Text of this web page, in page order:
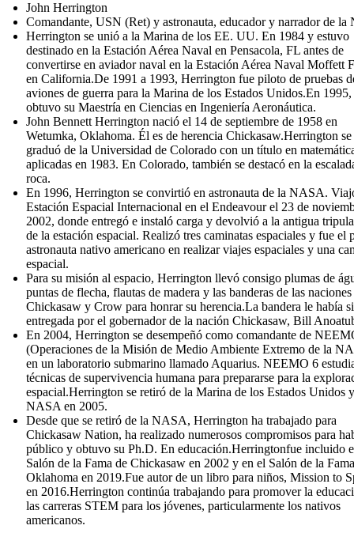
John Herrington
Comandante, USN (Ret) y astronauta, educador y narrador de
Herrington se unió a la Marina de los EE. UU. En 1984 y estuvo
destinado en la Estación Aérea Naval en Pensacola, FL antes de
convertirse en aviador naval en la Estación Aérea Naval Moffett
en California.De 1991 a 1993, Herrington fue piloto de pruebas
aviones de guerra para la Marina de los Estados Unidos.En 1995,
obtuvo su Maestría en Ciencias en Ingeniería Aeronáutica.
John Bennett Herrington nació el 14 de septiembre de 1958 en
Wetumka, Oklahoma. Él es de herencia Chickasaw.Herrington se
graduó de la Universidad de Colorado con un título en
aplicadas en 1983. En Colorado, también se destacó en la
roca.
En 1996, Herrington se convirtió en astronauta de la NASA.
Estación Espacial Internacional en el Endeavour el 23 de
2002, donde entregó e instaló carga y devolvió a la antigua
de la estación espacial. Realizó tres caminatas espaciales y fue el
astronauta nativo americano en realizar viajes espaciales y una
espacial.
Para su misión al espacio, Herrington llevó consigo plumas de
puntas de flecha, flautas de madera y las banderas de las naciones
Chickasaw y Crow para honrar su herencia.La bandera le había
entregada por el gobernador de la nación Chickasaw, Bill
En 2004, Herrington se desempeñó como comandante de
(Operaciones de la Misión de Medio Ambiente Extremo de la
en un laboratorio submarino llamado Aquarius. NEEMO 6
técnicas de supervivencia humana para prepararse para la
espacial.Herrington se retiró de la Marina de los Estados Unidos
NASA en 2005.
Desde que se retiró de la NASA, Herrington ha trabajado para
Chickasaw Nation, ha realizado numerosos compromisos para
público y obtuvo su Ph.D. En educación.Herringtonfue incluido
Salón de la Fama de Chickasaw en 2002 y en el Salón de la
Oklahoma en 2019.Fue autor de un libro para niños, Mission to
en 2016.Herrington continúa trabajando para promover la
las carreras STEM para los jóvenes, particularmente los nativos
americanos.